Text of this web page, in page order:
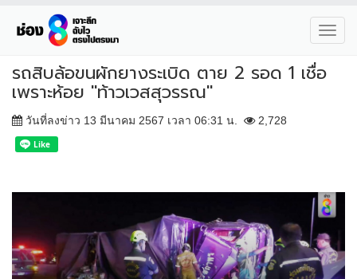
รถสิบล้อขนผักยางระเบิด ตาย 2 รอด 1 เชื่อ
เพราะห้อย "ท้าวเวสสุวรรณ"
วันที่ลงข่าว 13 มีนาคม 2567 เวลา 06:31 น. 2,728